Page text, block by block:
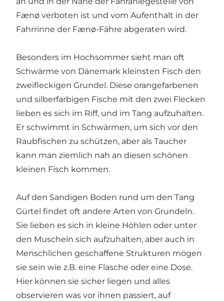
Fænø verboten ist und vom Aufenthalt in der
Fahrrinne der Fænø-Fähre abgeraten wird.
Besonders im Hochsommer sieht man oft
Schwärme von Dänemark kleinsten Fisch den
zweifleckigen Grundel. Diese orangefarbenen
und silberfarbigen Fische mit den zwei Flecken
lieben es sich im Riff, und im Tang aufzuhalten.
Er schwimmt in Schwärmen, um sich vor den
Raubfischen zu schützen, aber als Taucher
kann man ziemlich nah an diesen schönen
kleinen Fisch kommen.
Auf den Sandigen Boden rund um den Tang
Gürtel findet oft andere Arten von Grundeln.
Sie lieben es sich in kleine Höhlen oder unter
den Muscheln sich aufzuhalten, aber auch in
Menschlichen geschaffene Strukturen mögen
sie sein wie z.B. eine Flasche oder eine Dose.
Hier können sie sicher liegen und alles
observieren was vor ihnen passiert, auf